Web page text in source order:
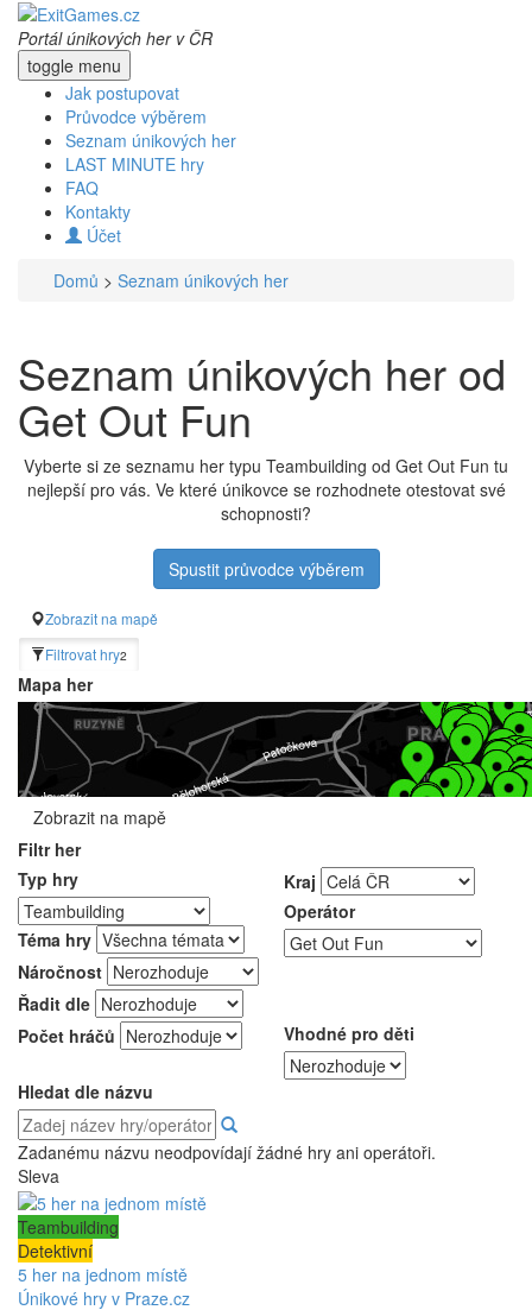
Portál únikových her v ČR
toggle menu
Jak postupovat
Průvodce výběrem
Seznam únikových her
LAST MINUTE hry
FAQ
Kontakty
Účet
Domů > Seznam únikových her
Seznam únikových her od
Get Out Fun
Vyberte si ze seznamu her typu Teambuilding od Get Out Fun tu
nejlepší pro vás. Ve které únikovce se rozhodnete otestovat své
schopnosti?
Spustit průvodce výběrem
Zobrazit na mapě
Filtrovat hry2
Mapa her
Zobrazit na mapě
Filtr her
Typ hry
Téma hry
Kraj
Operátor
Náročnost
Řadit dle
Počet hráčů
Vhodné pro děti
Hledat dle názvu
Zadanému názvu neodpovídají žádné hry ani operátoři.
Sleva
Teambuilding
Detektivní
5 her na jednom místě
Únikové hry v Praze.cz